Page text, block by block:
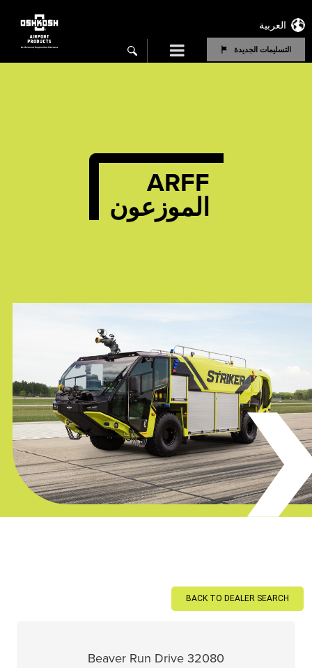
العربية
search التسليمات الجديدة Menu
ARFF
الموزعون
BACK TO DEALER SEARCH
32080 Beaver Run Drive